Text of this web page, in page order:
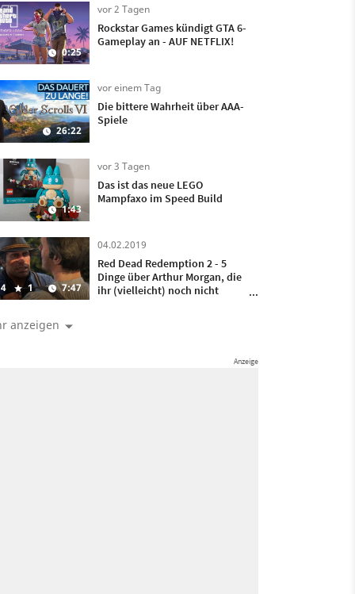
0:25
vor 2 Tagen
Rockstar Games kündigt GTA 6-
Gameplay an - AUF NETFLIX!
26:22
vor einem Tag
Die bittere Wahrheit über AAA-
Spiele
1:43
vor 3 Tagen
Das ist das neue LEGO
Mampfaxo im Speed Build
1 7:47
04.02.2019
Red Dead Redemption 2 - 5
Dinge über Arthur Morgan, die
ihr (vielleicht) noch nicht
anzeigen